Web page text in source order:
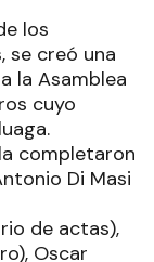
los
se creó una
la Asamblea
cuyo
completaron
Di Masi
de actas),
Oscar